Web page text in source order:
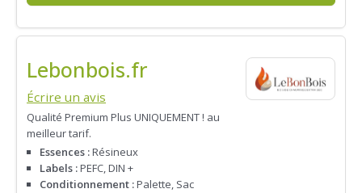
Lebonbois.fr
Écrire un avis
Qualité Premium Plus UNIQUEMENT ! au
meilleur tarif.
Essences :Résineux
Labels :PEFC, DIN +
Conditionnement :Palette, Sac